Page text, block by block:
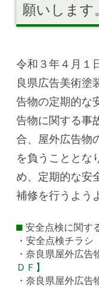
願いします
令和３年４月１
良県広告美術塗
告物の定期的な
告物に関する事
合、屋外広告物
を負うこととな
め、定期的な安
補修を行うよう
安全点検に関す
・安全点検チラシ
・奈良県屋外広
ＤＦ】
・奈良県屋外広